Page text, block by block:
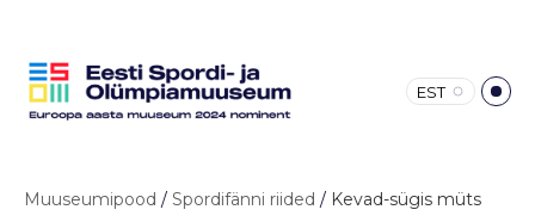
EST
Muuseumipood / Spordifänni riided / Kevad-sügis müts